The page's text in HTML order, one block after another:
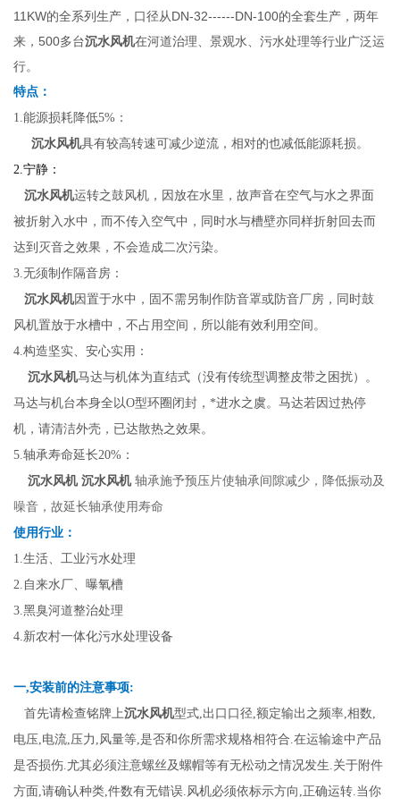
11KW的全系列生产，口径从DN-32------DN-100的全套生产，两年
来，500多台沉水风机在河道治理、景观水、污水处理等行业广泛运
行。
特点：
1.能源损耗降低5%：
沉水风机具有较高转速可减少逆流，相对的也减低能源耗损。
2.宁静：
沉水风机运转之鼓风机，因放在水里，故声音在空气与水之界面
被折射入水中，而不传入空气中，同时水与槽壁亦同样折射回去而
达到灭音之效果，不会造成二次污染。
3.无须制作隔音房：
沉水风机因置于水中，固不需另制作防音罩或防音厂房，同时鼓
风机置放于水槽中，不占用空间，所以能有效利用空间。
4.构造坚实、安心实用：
沉水风机马达与机体为直结式（没有传统型调整皮带之困扰）。
马达与机台本身全以O型环圈闭封，*进水之虞。马达若因过热停
机，请清洁外壳，已达散热之效果。
5.轴承寿命延长20%：
沉水风机 沉水风机轴承施予预压片使轴承间隙减少，降低振动及
噪音，故延长轴承使用寿命
使用行业：
1.生活、工业污水处理
2.自来水厂、曝氧槽
3.黑臭河道整治处理
4.新农村一体化污水处理设备
一,安装前的注意事项:
首先请检查铭牌上沉水风机型式,出口口径,额定输出之频率,相数,
电压,电流,压力,风量等,是否和你所需求规格相符合.在运输途中产品
是否损伤.尤其必须注意螺丝及螺帽等有无松动之情况发生.关于附件
方面,请确认种类,件数有无错误.风机必须依标示方向,正确运转.当你